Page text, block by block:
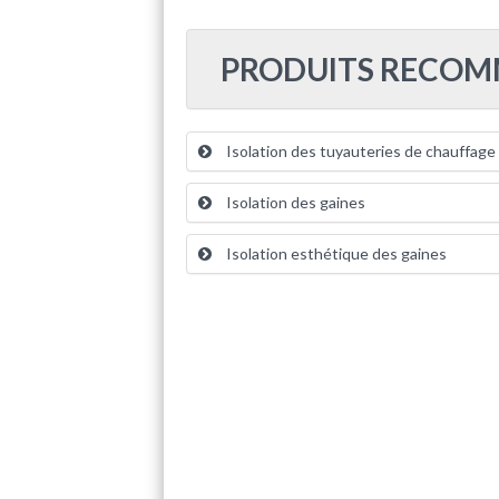
PRODUITS
Isolation des tuyauteries de chauffage
Isolation des gaines
Isolation esthétique des gaines